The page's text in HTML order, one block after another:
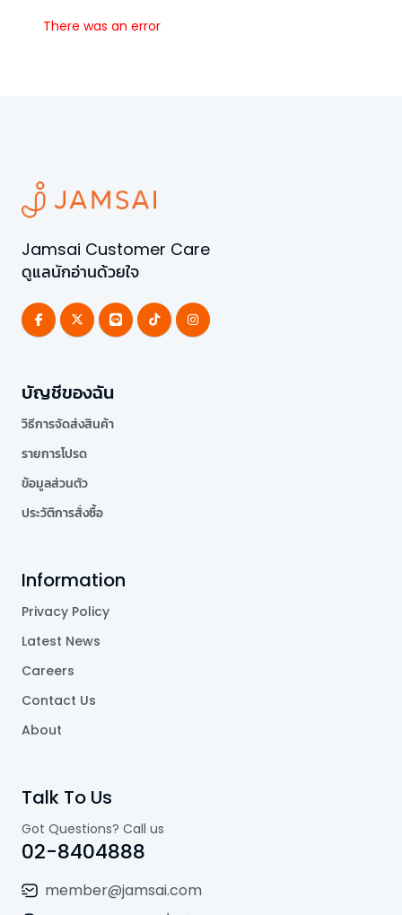
There was an error
Jamsai Customer Care
ดูแลนักอ่านด้วยใจ
บัญชีของฉัน
วิธีการจัดส่งสินค้า
รายการโปรด
ข้อมูลส่วนตัว
ประวัติการสั่งซื้อ
Information
Privacy Policy
Latest News
Careers
Contact Us
About
Talk To Us
Got Questions? Call us
02-8404888
member@jamsai.com